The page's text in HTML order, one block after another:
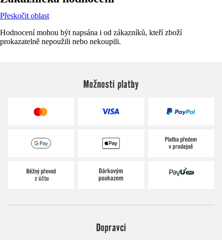
Přeskočit oblast
Hodnocení mohou být napsána i od zákazníků, kteří zboží
prokazatelně nepoužili nebo nekoupili.
Možnosti platby
Dopravci